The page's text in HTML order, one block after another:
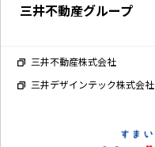
三井不動産グループ
三井不動産株式会社
三井デザインテック株式会社